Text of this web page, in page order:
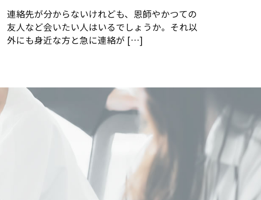
連絡先が分からないけれども、恩師やかつての
友人など会いたい人はいるでしょうか。それ以
外にも身近な方と急に連絡が […]